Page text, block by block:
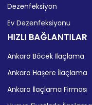
Dezenfeksiyon
Ev Dezenfeksiyonu
HIZLI BAĞLANTILAR
Ankara Böcek İlaçlama
Ankara Haşere İlaçlama
Ankara İlaçlama Firması